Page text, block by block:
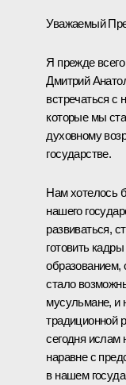
Уважаемый
Я прежде
Дмитрий
встречаться с
которые мы
духовному
государстве.
Нам хотелось
нашего
развиваться,
готовить
образованием,
стало
мусульмане, и
традиционной
сегодня ислам
наравне с
в нашем